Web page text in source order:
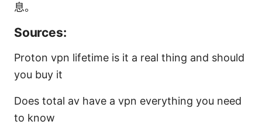
息。
Sources:
Proton vpn lifetime is it a real thing and should
you buy it
Does total av have a vpn everything you need
to know